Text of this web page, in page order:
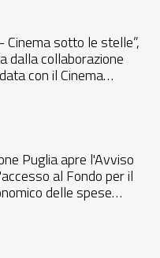
Cinema sotto le stelle”,
dalla collaborazione
con il Cinema
Puglia apre l'Avviso
al Fondo per il
delle spese